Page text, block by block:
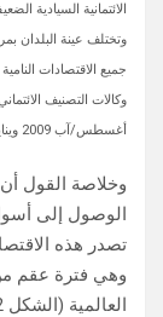
جميع الاقتصادات
أغسطس/آب 2009 ويناير/كانون الثاني – ديسمبر/كانون الأول 2020.
وخلاصة القول
الوصول إلى
تصدر هذه
وهي فترة عقم من